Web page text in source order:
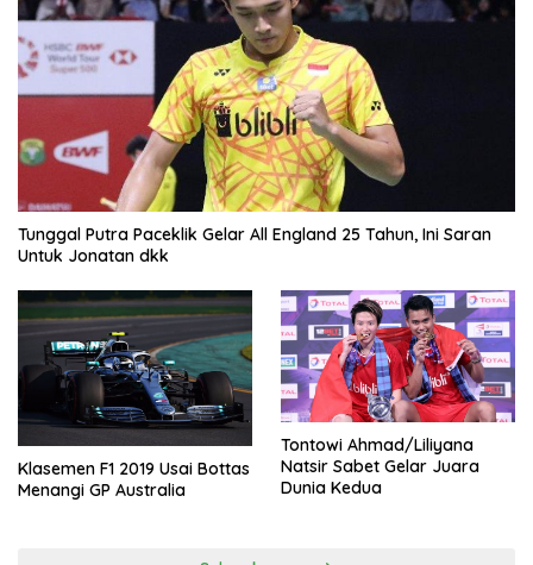
Tunggal Putra Paceklik Gelar All England 25 Tahun, Ini Saran
Untuk Jonatan dkk
Klasemen F1 2019 Usai Bottas
Menangi GP Australia
Tontowi Ahmad/Liliyana
Natsir Sabet Gelar Juara
Dunia Kedua